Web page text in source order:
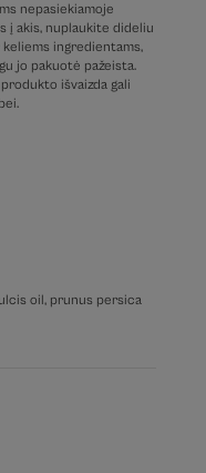
nepasiekiamoje
į akis, nuplaukite dideliu
keliems ingredientams,
jo pakuotė pažeista.
išvaizda gali
oil, prunus persica